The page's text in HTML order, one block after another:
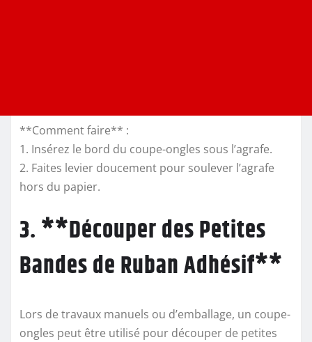
**Comment faire** :
1. Insérez le bord du coupe-ongles sous l’agrafe.
2. Faites levier doucement pour soulever l’agrafe
hors du papier.
3. **Découper des Petites
Bandes de Ruban Adhésif**
Lors de travaux manuels ou d’emballage, un coupe-
ongles peut être utilisé pour découper de petites